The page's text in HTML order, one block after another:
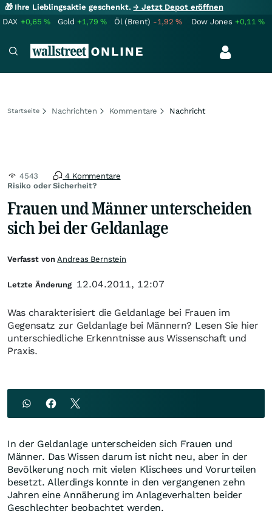
🎁 Ihre Lieblingsaktie geschenkt.→ Jetzt Depot eröffnen
DAX +0,65% Gold +1,79% Öl (Brent) -1,92% Dow Jones +0,11%
Startseite Nachrichten Kommentare Nachricht
Risiko oder Sicherheit?
4543 4 Kommentare
Frauen und Männer unterscheiden
sich bei der Geldanlage
Was charakterisiert die Geldanlage bei Frauen im
Gegensatz zur Geldanlage bei Männern? Lesen Sie hier
unterschiedliche Erkenntnisse aus Wissenschaft und
Praxis.
In der Geldanlage unterscheiden sich Frauen und
Männer. Das Wissen darum ist nicht neu, aber in der
Bevölkerung noch mit vielen Klischees und Vorurteilen
besetzt. Allerdings konnte in den vergangenen zehn
Jahren eine Annäherung im Anlageverhalten beider
Geschlechter beobachtet werden.
Verfasst vonAndreas Bernstein
Letzte Änderung 12.04.2011, 12:07